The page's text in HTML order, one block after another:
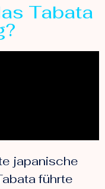
Tabata
japanische
führte